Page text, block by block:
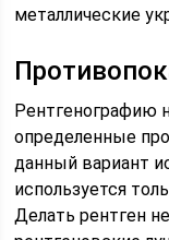
металлические
Рентгенографию
определенные
данный вариант
используется
Делать рентген